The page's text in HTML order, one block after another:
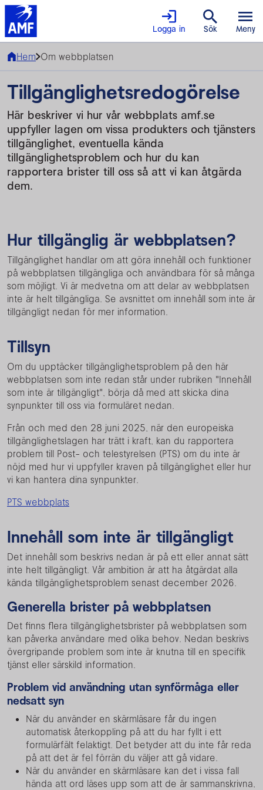
Logga in Sök Meny
Hem Om webbplatsen
Tillgänglighetsredogörelse
Här beskriver vi hur vår webbplats amf.se
uppfyller lagen om vissa produkters och tjänsters
tillgänglighet, eventuella kända
tillgänglighetsproblem och hur du kan
rapportera brister till oss så att vi kan åtgärda
dem.
Hur tillgänglig är webbplatsen?
Tillgänglighet handlar om att göra innehåll och funktioner
på webbplatsen tillgängliga och användbara för så många
som möjligt. Vi är medvetna om att delar av webbplatsen
inte är helt tillgängliga. Se avsnittet om innehåll som inte är
tillgängligt nedan för mer information.
Tillsyn
Om du upptäcker tillgänglighetsproblem på den här
webbplatsen som inte redan står under rubriken "Innehåll
som inte är tillgängligt", börja då med att skicka dina
synpunkter till oss via formuläret nedan.
Från och med den 28 juni 2025, när den europeiska
tillgänglighetslagen har trätt i kraft, kan du rapportera
problem till Post- och telestyrelsen (PTS) om du inte är
nöjd med hur vi uppfyller kraven på tillgänglighet eller hur
vi kan hantera dina synpunkter.
PTS webbplats
Innehåll som inte är tillgängligt
Det innehåll som beskrivs nedan är på ett eller annat sätt
inte helt tillgängligt. Vår ambition är att ha åtgärdat alla
kända tillgänglighetsproblem senast december 2026.
Generella brister på webbplatsen
Det finns flera tillgänglighetsbrister på webbplatsen som
kan påverka användare med olika behov. Nedan beskrivs
övergripande problem som inte är knutna till en specifik
tjänst eller särskild information.
Problem vid användning utan synförmåga eller
nedsatt syn
När du använder en skärmläsare får du ingen
automatisk återkoppling på att du har fyllt i ett
formulärfält felaktigt. Det betyder att du inte får reda
på att det är fel förrän du väljer att gå vidare.
När du använder en skärmläsare kan det i vissa fall
hända att ord läses upp som att de är sammanskrivna,